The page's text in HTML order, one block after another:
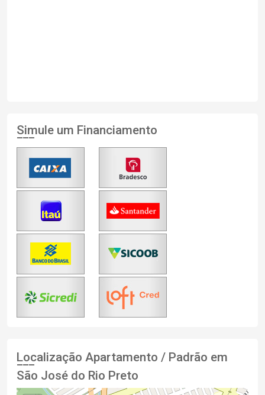
Simule um Financiamento
Localização Apartamento / Padrão em
São José do Rio Preto